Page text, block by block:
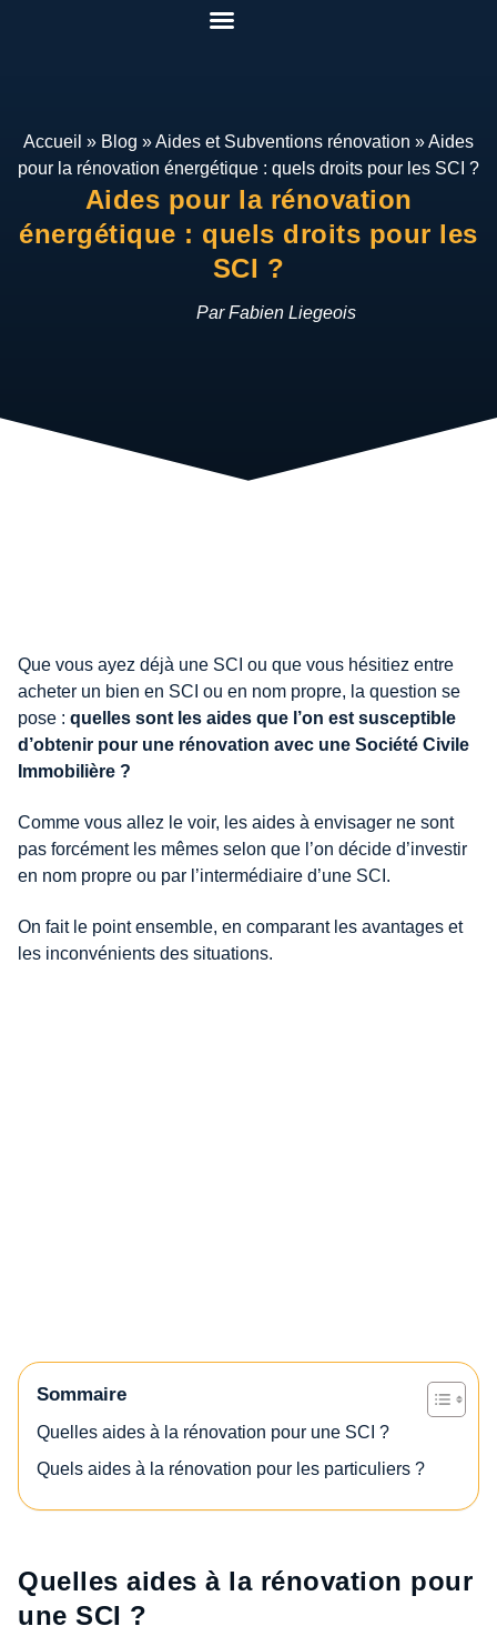
Accueil » Blog »Aides et Subventions rénovation »Aides
pour la rénovation énergétique : quels droits pour les SCI ?
Aides pour la rénovation
énergétique : quels droits pour les
SCI ?
Par Fabien Liegeois
Que vous ayez déjà une SCI ou que vous hésitiez entre
acheter un bien en SCI ou en nom propre, la question se
pose : quelles sont les aides que l’on est susceptible
d’obtenir pour une rénovation avec une Société Civile
Immobilière ?
Comme vous allez le voir, les aides à envisager ne sont
pas forcément les mêmes selon que l’on décide d’investir
en nom propre ou par l’intermédiaire d’une SCI.
On fait le point ensemble, en comparant les avantages et
les inconvénients des situations.
Sommaire
Quelles aides à la rénovation pour une SCI ?
Quels aides à la rénovation pour les particuliers ?
Quelles aides à la rénovation pour
une SCI ?